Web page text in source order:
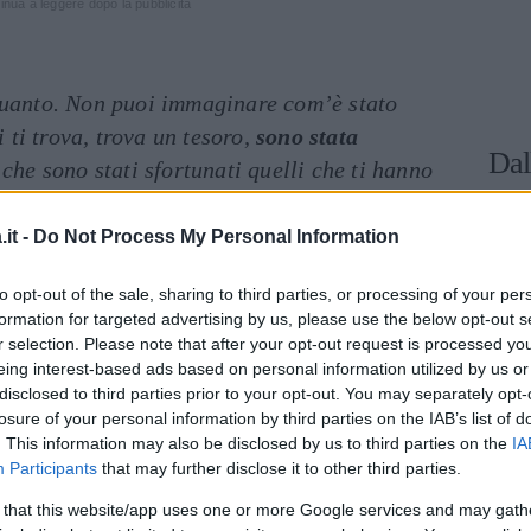
- Do Not Process My Personal Information
opt-out of the sale, sharing to third parties, or processing of your
for targeted advertising by us, please use the below opt-out
selection. Please note that after your opt-out request is processed
interest-based ads based on personal information utilized by us
to third parties prior to your opt-out. You may separately
of your personal information by third parties on the IAB’s list of
This information may also be disclosed by us to third parties on the
Participants that may further disclose it to other third parties.
that this website/app uses one or more Google services and may
Non puoi immaginare com’è stato
ti trova, trova un tesoro,sono stata
sono stati sfortunati quelli che ti hanno
Non ho passato il Natale con nessuno,
il cuore soltanto di te. Tu mi riempi
civile hai detto che sarai al mio fianco
ho detto ‘perché proprio il
prima di te. Perché ionon voglio stare
senza di te. Perché la vita non è vita senza
Io voglio dormire abbracciata a te e
nella cucina “.